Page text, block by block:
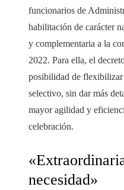
funcionarios de
habilitación de carácter
y complementaria a la
2022. Para ella, el
posibilidad de flexibilizar
selectivo, sin dar más
mayor agilidad y
celebración.
necesidad»